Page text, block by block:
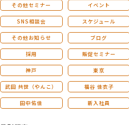
その他セミナー イベント
SNS相談会 スケジュール
その他お知らせ ブログ
採用 販促セミナー
神戸 東京
武田 共世（やんこ） 福谷 佳衣子
田中佑佳 新入社員